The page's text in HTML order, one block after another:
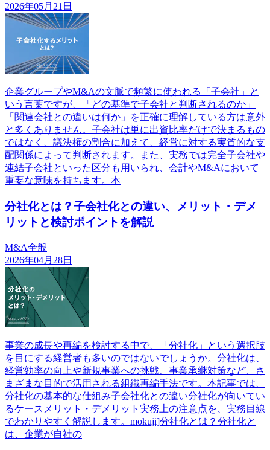
2026年05月21日
企業グループやM&Aの文脈で頻繁に使われる「子会社」と
いう言葉ですが、「どの基準で子会社と判断されるのか」
「関連会社との違いは何か」を正確に理解している方は意外
と多くありません。子会社は単に出資比率だけで決まるもの
ではなく、議決権の割合に加えて、経営に対する実質的な支
配関係によって判断されます。また、実務では完全子会社や
連結子会社といった区分も用いられ、会計やM&Aにおいて
重要な意味を持ちます。本
分社化とは？子会社化との違い、メリット・デメ
リットと検討ポイントを解説
M&A全般
2026年04月28日
事業の成長や再編を検討する中で、「分社化」という選択肢
を目にする経営者も多いのではないでしょうか。分社化は、
経営効率の向上や新規事業への挑戦、事業承継対策など、さ
まざまな目的で活用される組織再編手法です。本記事では、
分社化の基本的な仕組み子会社化との違い分社化が向いてい
るケースメリット・デメリット実務上の注意点を、実務目線
でわかりやすく解説します。mokuji]分社化とは？分社化と
は、企業が自社の